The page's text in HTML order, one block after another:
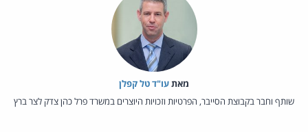
מאת‏עו"ד טל קפלן
שותף וחבר בקבוצת הסייבר, הפרטיות וזכויות היוצרים במשרד פרל כהן צדק לצר ברץ